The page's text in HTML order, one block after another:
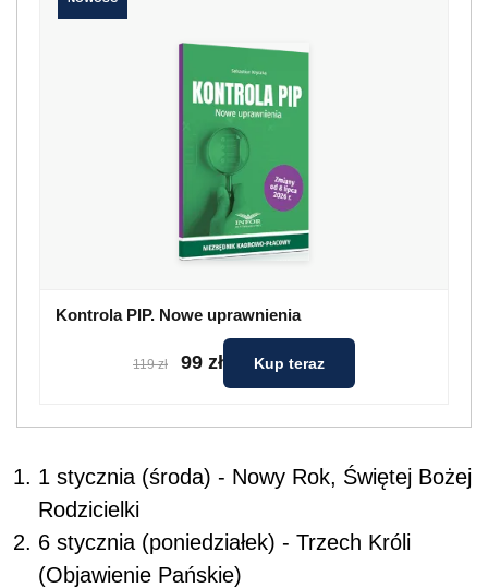
Kontrola PIP. Nowe uprawnienia
119 zł 99 zł Kup teraz
1 stycznia (środa) - Nowy Rok, Świętej Bożej
Rodzicielki
6 stycznia (poniedziałek) - Trzech Króli
(Objawienie Pańskie)